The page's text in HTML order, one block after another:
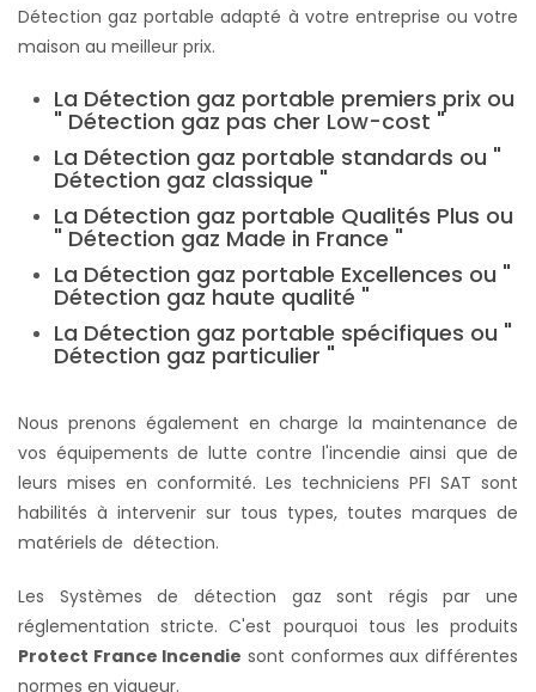
Détection gaz portable adapté à votre entreprise ou votre
maison au meilleur prix.
La Détection gaz portable premiers prix ou
" Détection gaz pas cher Low-cost "
La Détection gaz portable standards ou "
Détection gaz classique "
La Détection gaz portable Qualités Plus ou
" Détection gaz Made in France "
La Détection gaz portable Excellences ou "
Détection gaz haute qualité "
La Détection gaz portable spécifiques ou "
Détection gaz particulier "
Nous prenons également en charge la maintenance de
vos équipements de lutte contre l'incendie ainsi que de
leurs mises en conformité. Les techniciens PFI SAT sont
habilités à intervenir sur tous types, toutes marques de
matériels de détection.
Les Systèmes de détection gaz sont régis par une
réglementation stricte. C'est pourquoi tous les produits
Protect France Incendie sont conformes aux différentes
normes en vigueur.